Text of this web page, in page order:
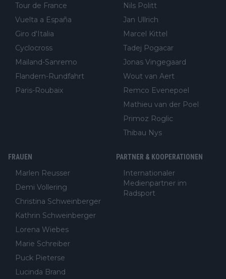
Tour de France
Vuelta a España
Giro d'Italia
Cyclocross
Mailand-Sanremo
Flandern-Rundfahrt
Paris-Roubaix
Nils Politt
Jan Ullrich
Marcel Kittel
Tadej Pogacar
Jonas Vingegaard
Wout van Aert
Remco Evenepoel
Mathieu van der Poel
Primoz Roglic
Thibau Nys
FRAUEN
Marlen Reusser
Demi Vollering
Christina Schweinberger
Kathrin Schweinberger
Lorena Wiebes
Marie Schreiber
Puck Pieterse
Lucinda Brand
PARTNER & KOOPERATIONEN
Internationaler
Medienpartner im
Radsport